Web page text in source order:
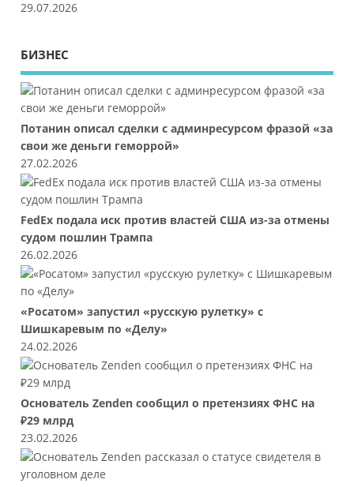
29.07.2026
БИЗНЕС
Потанин описал сделки с админресурсом фразой «за
свои же деньги геморрой»
27.02.2026
FedEx подала иск против властей США из-за отмены
судом пошлин Трампа
26.02.2026
«Росатом» запустил «русскую рулетку» с
Шишкаревым по «Делу»
24.02.2026
Основатель Zenden сообщил о претензиях ФНС на
₽29 млрд
23.02.2026